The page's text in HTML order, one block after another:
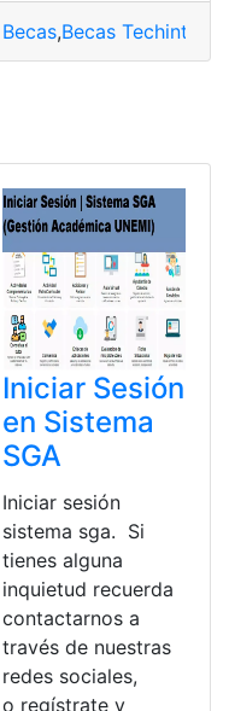
Becas,Becas Techint
Iniciar Sesión
en Sistema
SGA
Iniciar sesión
sistema sga. Si
tienes alguna
inquietud recuerda
contactarnos a
través de nuestras
redes sociales,
o regístrate y